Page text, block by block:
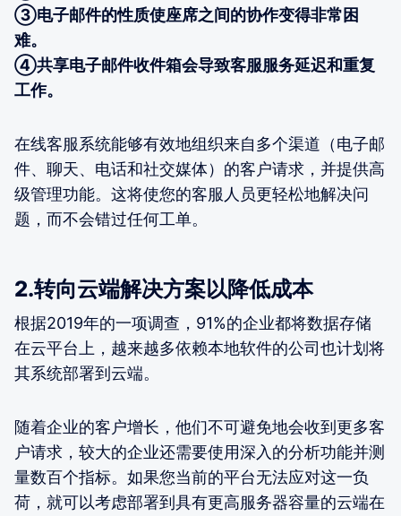
③电子邮件的性质使座席之间的协作变得非常困
难。
④共享电子邮件收件箱会导致客服服务延迟和重复
工作。
在线客服系统能够有效地组织来自多个渠道（电子邮
件、聊天、电话和社交媒体）的客户请求，并提供高
级管理功能。这将使您的客服人员更轻松地解决问
题，而不会错过任何工单。
2.转向云端解决方案以降低成本
根据2019年的一项调查，91%的企业都将数据存储
在云平台上，越来越多依赖本地软件的公司也计划将
其系统部署到云端。
随着企业的客户增长，他们不可避免地会收到更多客
户请求，较大的企业还需要使用深入的分析功能并测
量数百个指标。如果您当前的平台无法应对这一负
荷，就可以考虑部署到具有更高服务器容量的云端在